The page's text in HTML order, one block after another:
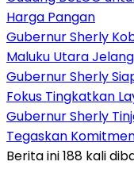
Harga Pangan
Gubernur Sherly
Maluku Utara Jelang
Gubernur Sherly
Fokus Tingkatkan
Gubernur Sherly
Tegaskan
Berita ini 188 kali